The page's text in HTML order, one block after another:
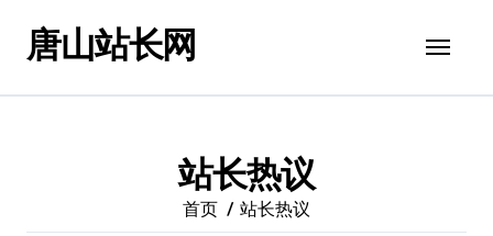
唐山站长网
站长热议
首页 站长热议